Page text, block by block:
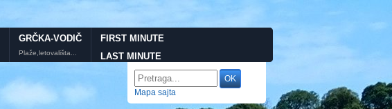
GRČKA-VODIČ
Plaže,letovališta...
FIRST MINUTE
LAST MINUTE
Mapa sajta